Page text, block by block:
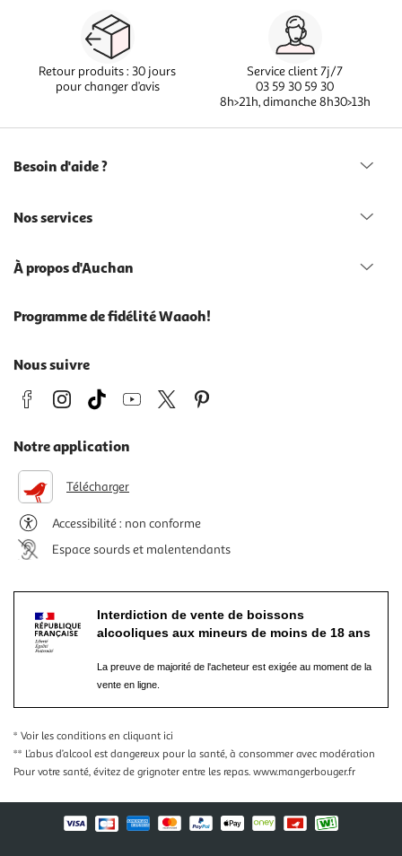
Retour produits : 30 jours
pour changer d’avis
Service client 7j/7
03 59 30 59 30
8h>21h, dimanche 8h30>13h
Besoin d'aide ?
Nos services
À propos d'Auchan
Programme de fidélité Waaoh!
Nous suivre
Notre application
Télécharger
Accessibilité : non conforme
Espace sourds et malentendants
Interdiction de vente de boissons
alcooliques aux mineurs de moins de 18 ans
La preuve de majorité de l'acheteur est exigée au moment de la
vente en ligne.
* Voir les conditions en cliquant ici
** L’abus d’alcool est dangereux pour la santé, à consommer avec modération
Pour votre santé, évitez de grignoter entre les repas. www.mangerbouger.fr